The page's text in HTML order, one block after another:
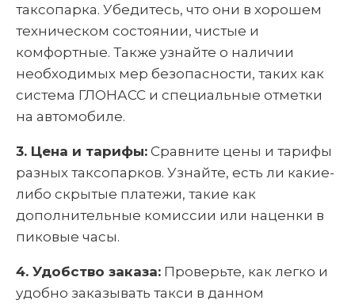
таксопарка. Убедитесь, что они в хорошем
техническом состоянии, чистые и
комфортные. Также узнайте о наличии
необходимых мер безопасности, таких как
система ГЛОНАСС и специальные отметки
на автомобиле.
3. Цена и тарифы: Сравните цены и тарифы
разных таксопарков. Узнайте, есть ли какие-
либо скрытые платежи, такие как
дополнительные комиссии или наценки в
пиковые часы.
4. Удобство заказа: Проверьте, как легко и
удобно заказывать такси в данном